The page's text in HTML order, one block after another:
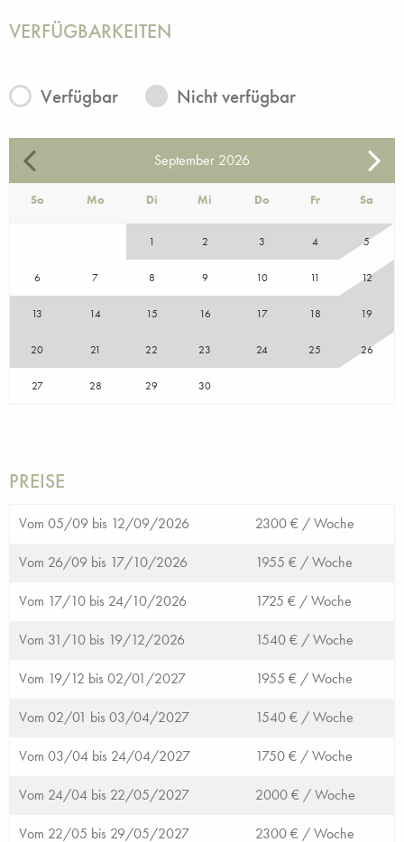
VERFÜGBARKEITEN
Verfügbar Nicht verfügbar
September 2026
So Mo Di Mi Do Fr Sa
1 2 3 4 5
6 7 8 9 10 11 12
13 14 15 16 17 18 19
20 21 22 23 24 25 26
27 28 29 30
PREISE
Vom 05/09 bis 12/09/2026 2300 € /Woche
Vom 26/09 bis 17/10/2026 1955 € /Woche
Vom 17/10 bis 24/10/2026 1725 € /Woche
Vom 31/10 bis 19/12/2026 1540 € /Woche
Vom 19/12 bis 02/01/2027 1955 € /Woche
Vom 02/01 bis 03/04/2027 1540 € /Woche
Vom 03/04 bis 24/04/2027 1750 € /Woche
Vom 24/04 bis 22/05/2027 2000 € /Woche
Vom 22/05 bis 29/05/2027 2300 € /Woche